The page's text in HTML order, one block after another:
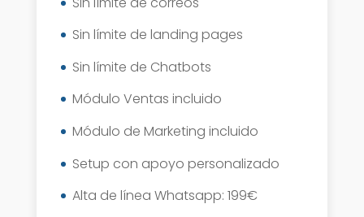
Sin límite de landing pages
Sin límite de Chatbots
Módulo Ventas incluido
Módulo de Marketing incluido
Setup con apoyo personalizado
Alta de línea Whatsapp: 199€